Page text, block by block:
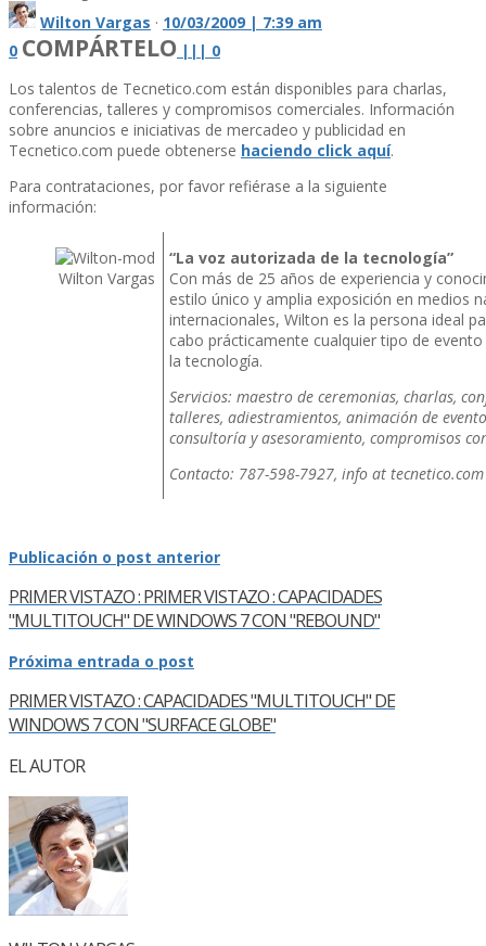
Wilton Vargas · 10/03/2009 | 7:39 am
0 COMPÁRTELO | | | 0
Los talentos de Tecnetico.com están disponibles para charlas,
conferencias, talleres y compromisos comerciales. Información
sobre anuncios e iniciativas de mercadeo y publicidad en
Tecnetico.com puede obtenerse haciendo click aquí­.
Para contrataciones, por favor refiérase a la siguiente
información:
Wilton Vargas
“La voz autorizada de la tecnologí­a”
Con más de 25 años de experiencia y
estilo único y amplia exposición en medios
internacionales, Wilton es la persona ideal
cabo prácticamente cualquier tipo de
la tecnologí­a.
Servicios: maestro de ceremonias, charlas,
talleres, adiestramientos, animación de
consultorí­a y asesoramiento, compromisos
Contacto: 787-598-7927, info at tecnetico.com
Publicación o post anterior
PRIMER VISTAZO : PRIMER VISTAZO : CAPACIDADES
"MULTITOUCH" DE WINDOWS 7 CON "REBOUND"
Próxima entrada o post
PRIMER VISTAZO : CAPACIDADES "MULTITOUCH" DE
WINDOWS 7 CON "SURFACE GLOBE"
EL AUTOR